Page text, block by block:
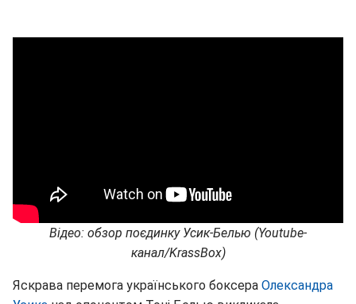
Відео: обзор поєдинку Усик-Белью (Youtube-
канал/KrassBox)
Яскрава перемога українського боксера Олександра